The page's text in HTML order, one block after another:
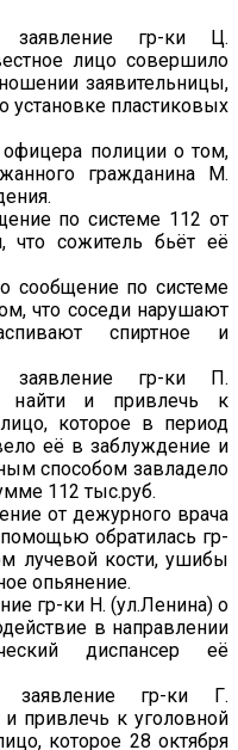
заявление гр-ки Ц.
лицо совершило
заявительницы,
установке пластиковых
офицера полиции о том,
гражданина М.
по системе 112 от
что сожитель бьёт её
сообщение по системе
что соседи нарушают
спиртное и
заявление гр-ки П.
найти и привлечь к
лицо, которое в период
её в заблуждение и
способом завладело
112 тыс.руб.
от дежурного врача
обратилась гр-
лучевой кости, ушибы
опьянение.
гр-ки Н. (ул.Ленина) о
в направлении
диспансер её
заявление гр-ки Г.
и привлечь к уголовной
которое 28 октября